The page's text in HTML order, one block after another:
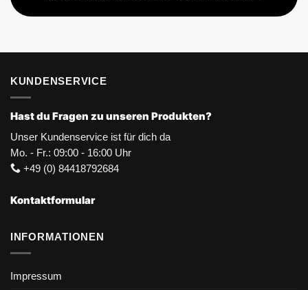
KUNDENSERVICE
Hast du Fragen zu unseren Produkten?
Unser Kundenservice ist für dich da
Mo. - Fr.: 09:00 - 16:00 Uhr
+49 (0) 84418792684
Kontaktformular
INFORMATIONEN
Impressum